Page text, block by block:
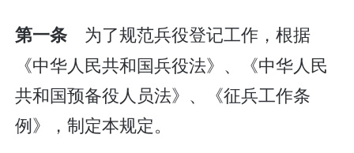
第一条 为了规范兵役登记工作，根据
《中华人民共和国兵役法》、《中华人民
共和国预备役人员法》、《征兵工作条
例》，制定本规定。